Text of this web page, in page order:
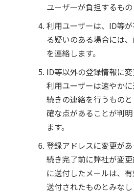
ユーザーが負担するもの
利用ユーザーは、ID等
る疑いのある場合には
を連絡します。
ID等以外の登録情報に変
利用ユーザーは速やか
続きの連絡を行うもの
確な点があることが判
ます。
登録アドレスに変更が
続き完了前に弊社が変
に送付したメールは、
送付されたものとみなし